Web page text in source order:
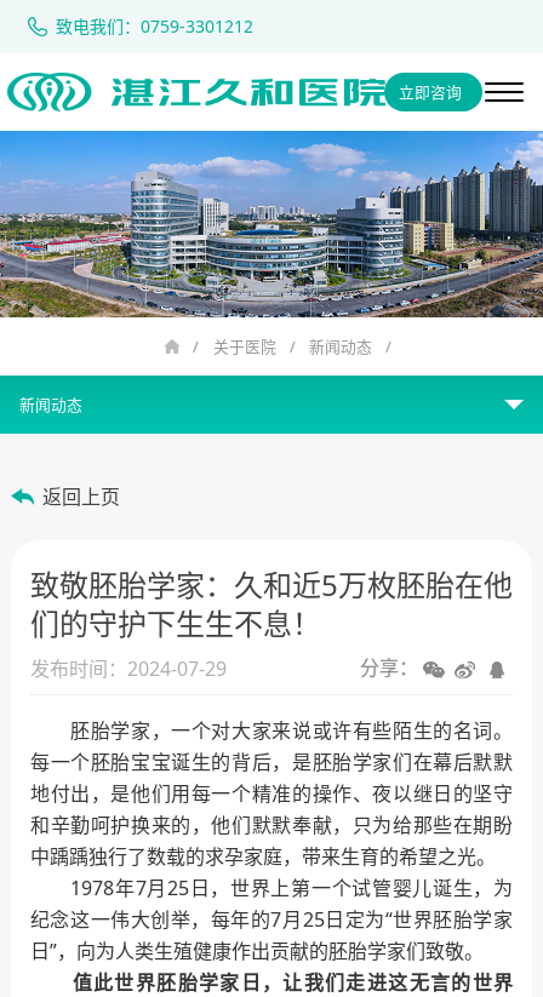
致电我们：0759-3301212
立即咨询
/ 关于医院 / 新闻动态 /
新闻动态
大事记
新闻动态
返回上页
致敬胚胎学家：久和近5万枚胚胎在他
们的守护下生生不息！
发布时间：2024-07-29 分享：
胚胎学家，一个对大家来说或许有些陌生的名词。
每一个胚胎宝宝诞生的背后，是胚胎学家们在幕后默默
地付出，是他们用每一个精准的操作、夜以继日的坚守
和辛勤呵护换来的，他们默默奉献，只为给那些在期盼
中踽踽独行了数载的求孕家庭，带来生育的希望之光。
1978年7月25日，世界上第一个试管婴儿诞生，为
纪念这一伟大创举，每年的7月25日定为“世界胚胎学家
日”，向为人类生殖健康作出贡献的胚胎学家们致敬。
值此世界胚胎学家日，让我们走进这无言的世界